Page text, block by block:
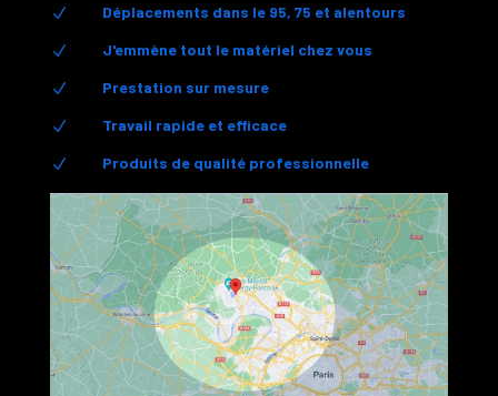
N Déplacements dans le 95, 75 et alentours
N J'emmène tout le matériel chez vous
N Prestation sur mesure
N Travail rapide et efficace
N Produits de qualité professionnelle